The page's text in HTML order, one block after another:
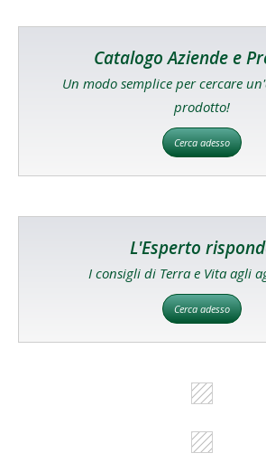
Catalogo Aziende e
Un modo semplice per cercare
prodotto!
Cerca adesso
L'Esperto
I consigli di Terra e Vita agli
Cerca adesso